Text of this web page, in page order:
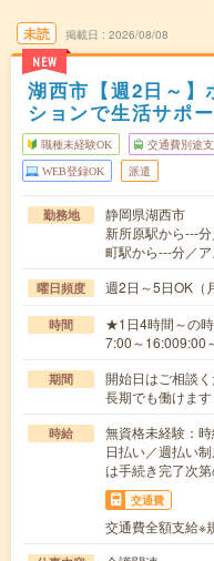
未読
NEW
掲載日 2026/08/08
湖西市【週2日～】
ションで生活サポ
職種未経験OK 交通費別途
WEB登録OK 派遣
勤務地
静岡県湖西市
新所原駅から---
町駅から---分／
曜日頻度 週2日～5日OK
時間
★1日4時間～の
7:00～16:009:00
期間
開始日はご相談
長期でも働けます
時給
無資格未経験：
日払い／週払い
は手続き完了次第
交通費
交通費全額支給※